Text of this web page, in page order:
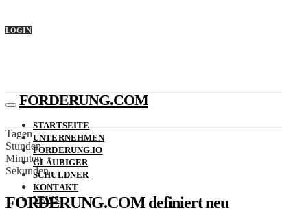
LOGIN
FORDERUNG.COM
STARTSEITE
UNTERNEHMEN
FORDERUNG.IO
GLÄUBIGER
SCHULDNER
KONTAKT
NEWS
Tagen
Stunden
Minuten
Sekunden
FORDERUNG.COM definiertneu